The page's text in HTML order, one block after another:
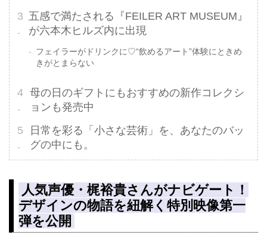
五感で満たされる『FEILER ART MUSEUM』
が六本木ヒルズ内に出現
フェイラーがドリンクに♡“飲めるアート”体験にときめ
きがとまらない
母の日のギフトにもおすすめの新作コレクシ
ョンも発売中
日常を彩る「小さな芸術」を、あなたのバッ
グの中にも。
人気声優・梶裕貴さんがナビゲート！
デザインの物語を紐解く特別映像第一
弾を公開